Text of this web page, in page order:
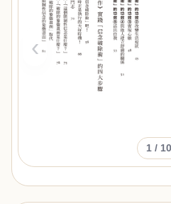
‹
1 / 10